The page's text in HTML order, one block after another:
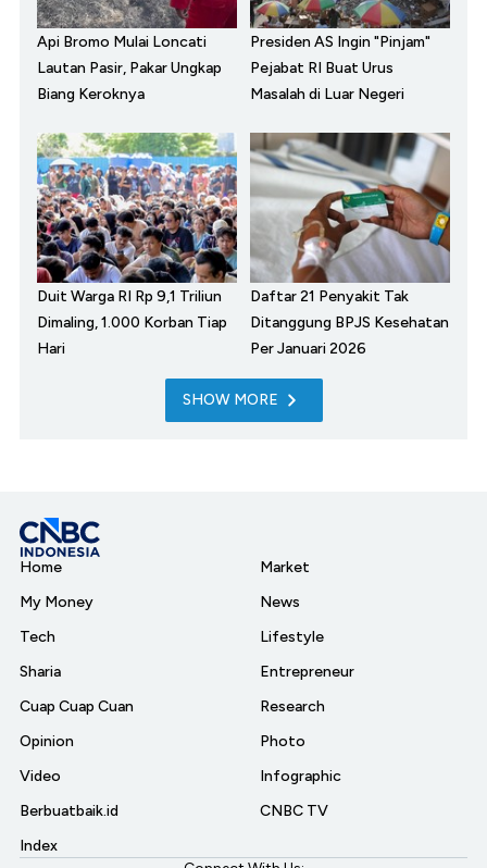
Api Bromo Mulai Loncati
Lautan Pasir, Pakar Ungkap
Biang Keroknya
Presiden AS Ingin "Pinjam"
Pejabat RI Buat Urus
Masalah di Luar Negeri
Duit Warga RI Rp 9,1 Triliun
Dimaling, 1.000 Korban Tiap
Hari
Daftar 21 Penyakit Tak
Ditanggung BPJS Kesehatan
Per Januari 2026
SHOW MORE
Home
My Money
Tech
Sharia
Cuap Cuap Cuan
Opinion
Video
Berbuatbaik.id
Index
Market
News
Lifestyle
Entrepreneur
Research
Photo
Infographic
CNBC TV